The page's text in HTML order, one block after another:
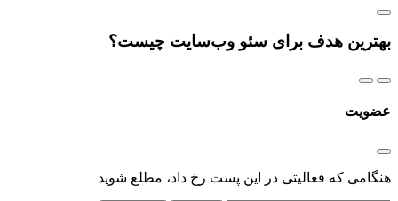
بهترین هدف برای سئو وب‌سایت چیست؟
عضویت
هنگامی که فعالیتی در این پست رخ داد، مطلع شوید